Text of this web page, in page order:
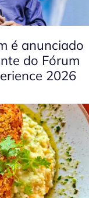
é anunciado
do Fórum
2026